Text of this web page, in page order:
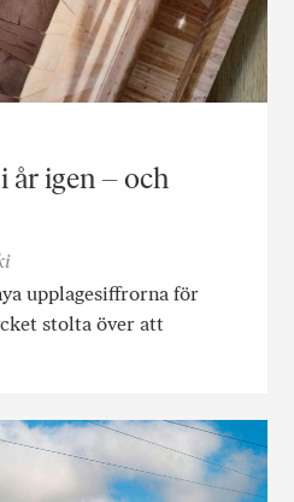
igen – och
upplagesiffrorna för
stolta över att